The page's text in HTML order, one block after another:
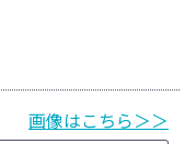
画像はこちら＞＞